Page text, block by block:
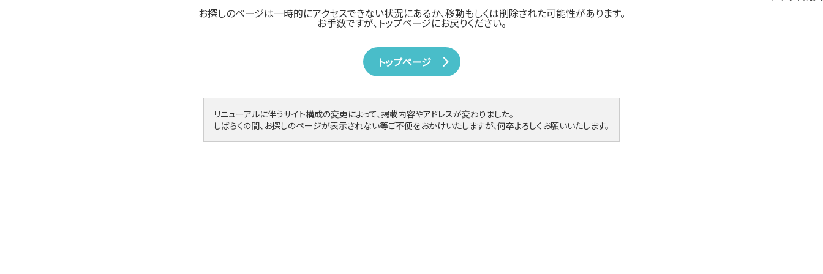
お探しのページは一時的にアクセスできない状況にあるか、移動もしくは削除された可能性があります。
お手数ですが、トップページにお戻りください。
トップページ
リニューアルに伴うサイト構成の変更によって、掲載内容やアドレスが変わりました。
しばらくの間、お探しのページが表示されない等ご不便をおかけいたしますが、何卒よろしくお願いいたします。